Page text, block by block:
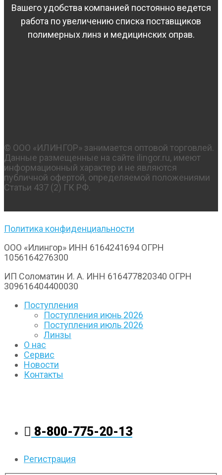
Вашего удобства компанией постоянно ведется
работа по увеличению списка поставщиков
полимерных линз и медицинских оправ.
© OOO «ИЛИНГОР» занимается оптовой торговлей.
Данные размещенные на сайте ilingor.ru, имеют
информационный характер и не являются
публичной офертой, определяемой положениями
Статьи 437 (2) ГК РФ.
Политика конфиденциальности
ООО «Илингор» ИНН 6164241694 ОГРН
1056164276300
ИП Соломатин И. А. ИНН 616477820340 ОГРН
309616404400030
Поступления
Поступления июнь 2026
Поступления июль 2026
Линзы
О нас
Сервис
Новости
Контакты
8-800-775-20-13
Регистрация